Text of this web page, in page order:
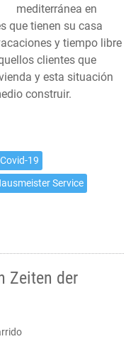
mediterránea en
que tienen su casa
y tiempo libre
clientes que
y esta situación
construir.
Covid-19
Service
Zeiten der